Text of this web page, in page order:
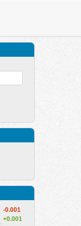
-0.001
+0.001